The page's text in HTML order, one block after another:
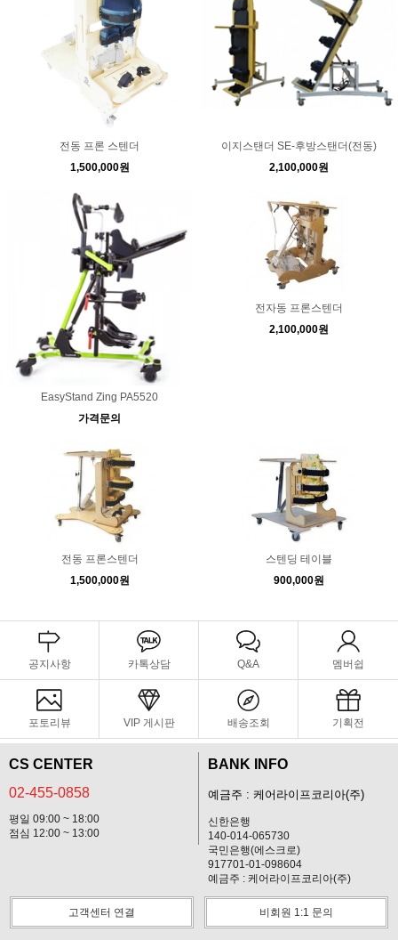
전동 프론 스텐더
1,500,000원
이지스탠더 SE-후방스탠더(전동)
2,100,000원
EasyStand Zing PA5520
가격문의
전자동 프론스텐더
2,100,000원
전동 프론스텐더
1,500,000원
스텐딩 테이블
900,000원
공지사항 카톡상담 Q&A 멤버쉽
포토리뷰 VIP 게시판 배송조회 기획전
CS CENTER
02-455-0858
평일 09:00 ~ 18:00
점심 12:00 ~ 13:00
BANK INFO
예금주 : 케어라이프코리아(주)
신한은행
140-014-065730
국민은행(에스크로)
917701-01-098604
예금주 : 케어라이프코리아(주)
고객센터 연결 비회원 1:1 문의